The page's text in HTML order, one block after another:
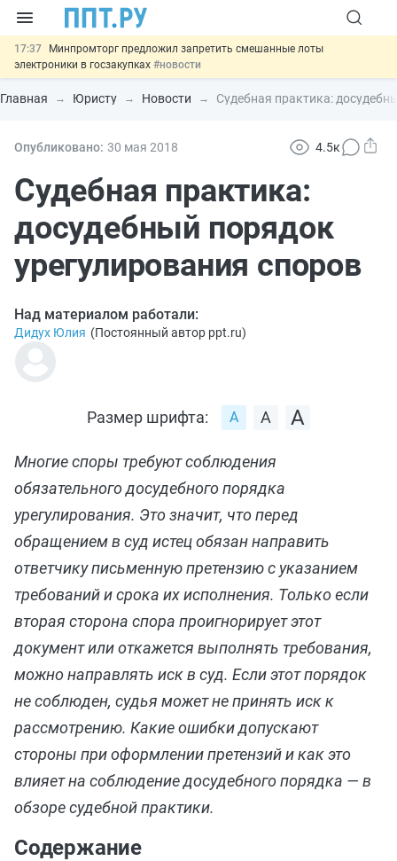
17:37
Минпромторг предложил запретить смешанные лоты
электроники в госзакупках #новости
17:13 Подписан указ об отмене спецрежима для вкладов физлиц из
недружественных стран
#новости
15:51 МВД запускает автоматическое аннулирование патента
13:48
Важно
банковской гарантией#новости
Главная Юристу Новости Судебная практика:
Опубликовано: 30 мая 2018 4.5к
Судебная практика:
досудебный порядок
урегулирования споров
Над материалом работали:
Дидух Юлия (Постоянный автор ppt.ru)
Размер шрифта:
Многие споры требуют соблюдения
обязательного досудебного порядка
урегулирования. Это значит, что перед
обращением в суд истец обязан направить
ответчику письменную претензию с указанием
требований и срока их исполнения. Только если
вторая сторона спора проигнорирует этот
документ или откажется выполнять требования,
можно направлять иск в суд. Если этот порядок
не соблюден, судья может не принять иск к
рассмотрению. Какие ошибки допускают
стороны при оформлении претензий и как это
влияет на соблюдение досудебного порядка — в
обзоре судебной практики.
Содержание